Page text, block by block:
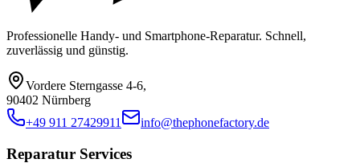
Professionelle Handy- und Smartphone-Reparatur. Schnell,
zuverlässig und günstig.
Vordere Sterngasse 4-6,
90402 Nürnberg
+49 911 27429911
info@thephonefactory.de
Reparatur Services